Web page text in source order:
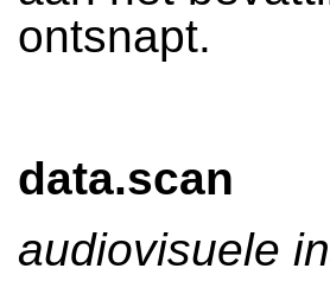
ontsnapt.
data.scan
audiovisuele